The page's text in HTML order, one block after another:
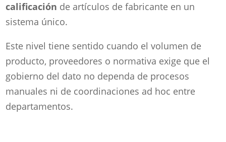
calificación de artículos de fabricante en un
sistema único.
Este nivel tiene sentido cuando el volumen de
producto, proveedores o normativa exige que el
gobierno del dato no dependa de procesos
manuales ni de coordinaciones ad hoc entre
departamentos.